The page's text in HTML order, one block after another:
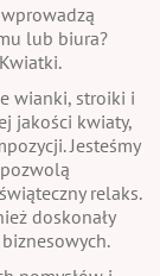
lub biura?
wianki, stroiki i
jakości kwiaty,
Jesteśmy
relaks.
doskonały